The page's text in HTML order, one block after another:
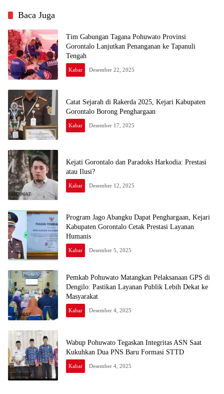
Baca Juga
Tim Gabungan Tagana Pohuwato Provinsi
Gorontalo Lanjutkan Penanganan ke Tapanuli
Tengah
Kabar Desember 22, 2025
Catat Sejarah di Rakerda 2025, Kejari Kabupaten
Gorontalo Borong Penghargaan
Kabar Desember 17, 2025
Kejati Gorontalo dan Paradoks Harkodia: Prestasi
atau Ilusi?
Kabar Desember 12, 2025
Program Jago Abangku Dapat Penghargaan, Kejari
Kabupaten Gorontalo Cetak Prestasi Layanan
Humanis
Kabar Desember 5, 2025
Pemkab Pohuwato Matangkan Pelaksanaan GPS di
Dengilo: Pastikan Layanan Publik Lebih Dekat ke
Masyarakat
Kabar Desember 4, 2025
Wabup Pohuwato Tegaskan Integritas ASN Saat
Kukuhkan Dua PNS Baru Formasi STTD
Kabar Desember 4, 2025